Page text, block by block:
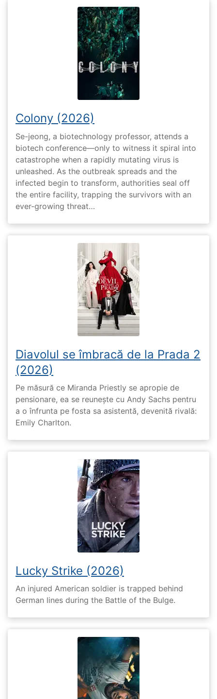
Colony (2026)
Se-jeong, a biotechnology professor, attends a
biotech conference—only to witness it spiral into
catastrophe when a rapidly mutating virus is
unleashed. As the outbreak spreads and the
infected begin to transform, authorities seal off
the entire facility, trapping the survivors with an
ever-growing threat…
Diavolul se îmbracă de la Prada 2
(2026)
Pe măsură ce Miranda Priestly se apropie de
pensionare, ea se reunește cu Andy Sachs pentru
a o înfrunta pe fosta sa asistentă, devenită rivală:
Emily Charlton.
Lucky Strike (2026)
An injured American soldier is trapped behind
German lines during the Battle of the Bulge.